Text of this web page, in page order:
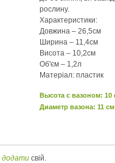
рослину.
Характеристики:
Довжина – 26,5см
Ширина – 11,4см
Висота – 10,2см
Об'єм – 1,2л
Матеріал: пластик
Высота c вазоном: 10
Диаметр вазона: 11 см
додати свій.